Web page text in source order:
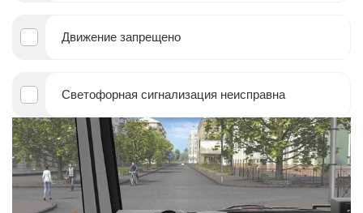
Движение запрещено
Светофорная сигнализация неисправна